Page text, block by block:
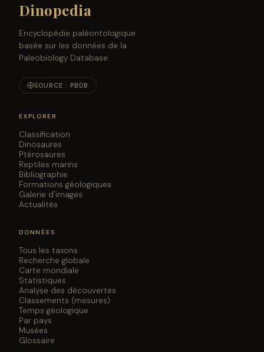
Dinopedia
Encyclopédie paléontologique
basée sur les données de la
Paleobiology Database.
SOURCE : PBDB
EXPLORER
Classification
Dinosaures
Ptérosaures
Reptiles marins
Bibliographie
Formations géologiques
Galerie d'images
Actualités
DONNÉES
Tous les taxons
Recherche globale
Carte mondiale
Statistiques
Analyse des découvertes
Classements (mesures)
Temps géologique
Par pays
Musées
Glossaire